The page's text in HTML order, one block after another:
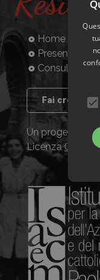
Home
Consulta la
Fai
Un progetto
Licenza